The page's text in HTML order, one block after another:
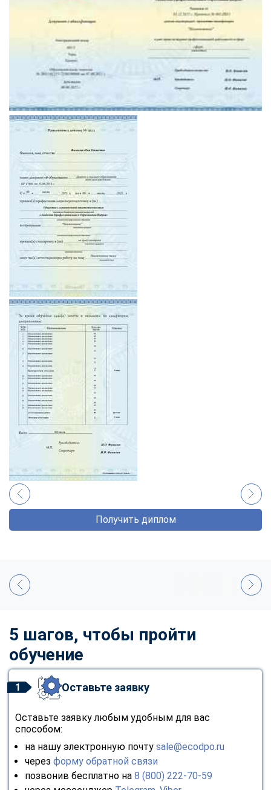
Получить диплом
5 шагов, чтобы пройти
обучение
1 Оставьте заявку
Оставьте заявку любым удобным для вас
способом:
на нашу электронную почту sale@ecodpo.ru
через форму обратной связи
позвонив бесплатно на 8 (800) 222-70-59